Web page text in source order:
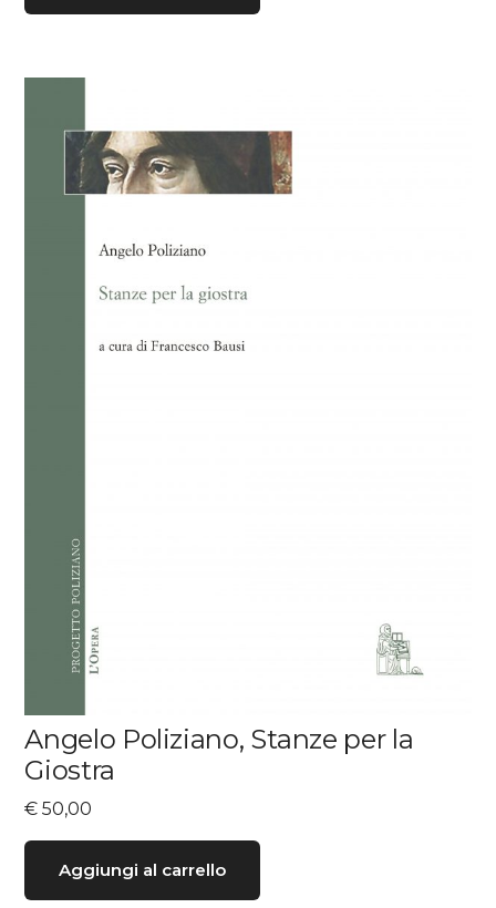
Angelo Poliziano, Stanze per la
Giostra
€ 50,00
Aggiungi al carrello